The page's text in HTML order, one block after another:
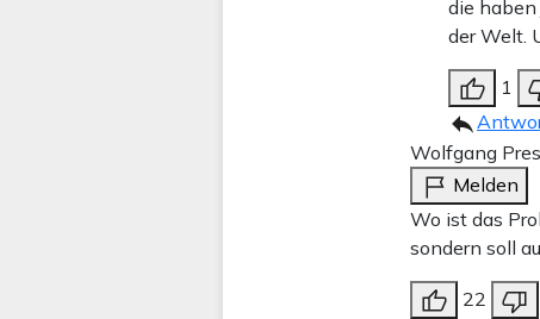
die
der Welt.
1
Wolfgang
Melden
Wo ist das
sondern soll
22